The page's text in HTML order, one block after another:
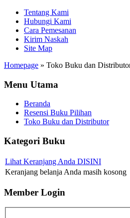
Tentang Kami
Hubungi Kami
Cara Pemesanan
Kirim Naskah
Site Map
Homepage » Toko Buku dan
Menu Utama
Beranda
Resensi Buku Pilihan
Toko Buku dan Distributor
Kategori Buku
Lihat Keranjang Anda DISINI
Keranjang belanja Anda masih kosong
Member Login